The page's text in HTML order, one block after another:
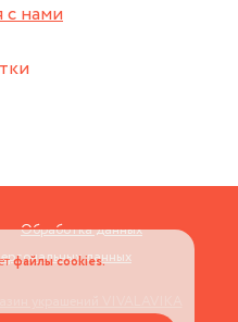
с нами
Обработка данных
данных
файлы cookies.